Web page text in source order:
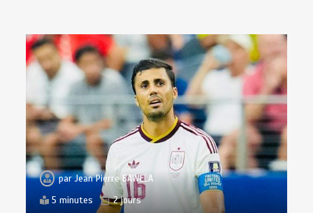
parJean Pierre BAWELA
5 minutes
2 jours